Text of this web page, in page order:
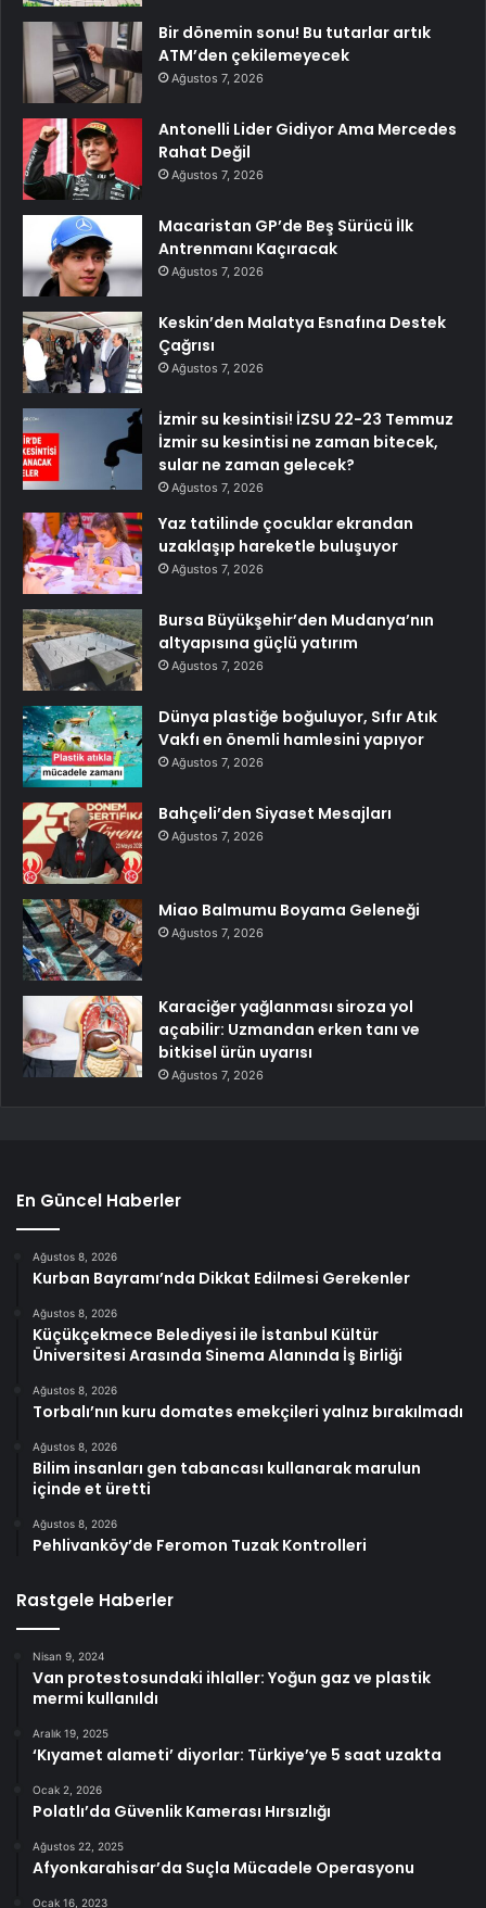
Bir dönemin sonu! Bu tutarlar artık
ATM’den çekilemeyecek
Ağustos 7, 2026
Antonelli Lider Gidiyor Ama Mercedes
Rahat Değil
Ağustos 7, 2026
Macaristan GP’de Beş Sürücü İlk
Antrenmanı Kaçıracak
Ağustos 7, 2026
Keskin’den Malatya Esnafına Destek
Çağrısı
Ağustos 7, 2026
İzmir su kesintisi! İZSU 22-23 Temmuz
İzmir su kesintisi ne zaman bitecek,
sular ne zaman gelecek?
Ağustos 7, 2026
Yaz tatilinde çocuklar ekrandan
uzaklaşıp hareketle buluşuyor
Ağustos 7, 2026
Bursa Büyükşehir’den Mudanya’nın
altyapısına güçlü yatırım
Ağustos 7, 2026
Dünya plastiğe boğuluyor, Sıfır Atık
Vakfı en önemli hamlesini yapıyor
Ağustos 7, 2026
Bahçeli’den Siyaset Mesajları
Ağustos 7, 2026
Miao Balmumu Boyama Geleneği
Ağustos 7, 2026
Karaciğer yağlanması siroza yol
açabilir: Uzmandan erken tanı ve
bitkisel ürün uyarısı
Ağustos 7, 2026
En Güncel Haberler
Ağustos 8, 2026
Kurban Bayramı’nda Dikkat Edilmesi Gerekenler
Ağustos 8, 2026
Küçükçekmece Belediyesi ile İstanbul Kültür
Üniversitesi Arasında Sinema Alanında İş Birliği
Ağustos 8, 2026
Torbalı’nın kuru domates emekçileri yalnız bırakılmadı
Ağustos 8, 2026
Bilim insanları gen tabancası kullanarak marulun
içinde et üretti
Ağustos 8, 2026
Pehlivanköy’de Feromon Tuzak Kontrolleri
Rastgele Haberler
Nisan 9, 2024
Van protestosundaki ihlaller: Yoğun gaz ve plastik
mermi kullanıldı
Aralık 19, 2025
‘Kıyamet alameti’ diyorlar: Türkiye’ye 5 saat uzakta
Ocak 2, 2026
Polatlı’da Güvenlik Kamerası Hırsızlığı
Ağustos 22, 2025
Afyonkarahisar’da Suçla Mücadele Operasyonu
Ocak 16, 2023